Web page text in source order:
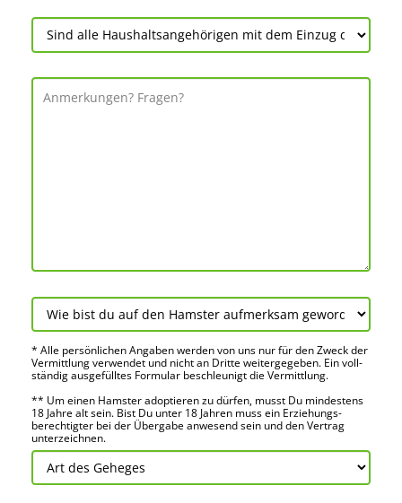
* Alle persön­lichen Angaben werden von uns nur für den Zweck der
Vermitt­lung verwendet und nicht an Dritte weiter­gegeben. Ein voll­
ständig ausge­fülltes Formular beschleu­nigt die Vermitt­lung.
** Um einen Hamster adoptieren zu dürfen, musst Du mindes­tens
18 Jahre alt sein. Bist Du unter 18 Jahren muss ein Erziehungs­
berechtigter bei der Über­gabe anwes­end sein und den Vertrag
unter­zeichnen.